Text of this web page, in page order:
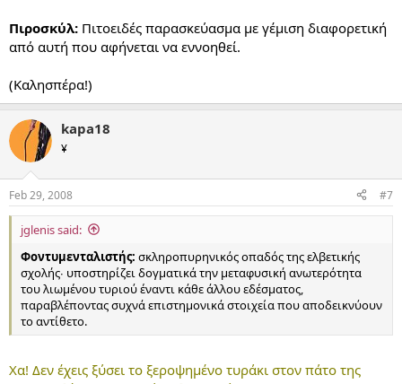
Πιροσκύλ: Πιτοειδές παρασκεύασμα με γέμιση διαφορετική
από αυτή που αφήνεται να εννοηθεί.
(Καλησπέρα!)
kapa18
¥
Feb 29, 2008 #7
jglenis said:
Φοντυμενταλιστής: σκληροπυρηνικός οπαδός της ελβετικής
σχολής∙ υποστηρίζει δογματικά την μεταφυσική ανωτερότητα
του λιωμένου τυριού έναντι κάθε άλλου εδέσματος,
παραβλέποντας συχνά επιστημονικά στοιχεία που αποδεικνύουν
το αντίθετο.
Χα! Δεν έχεις ξύσει το ξεροψημένο τυράκι στον πάτο της